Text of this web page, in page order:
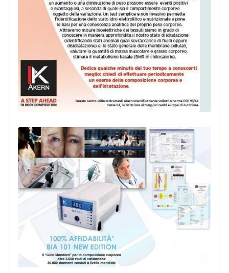
Paziente
Conosco la Dottoressa Stefanelli da anni e
mi fido solo di
lei!Professionale,preparatissima,empatica,gentile,il
suo principale obiettivo è quello di far stare
diete,infatti,non solo dimagrisco ma mi
sento proprio bene anche fisicamente e
mentalmente e poi le sue non sono mai
diete noiose e ripetitive!Unico difetto?Non
vuole che le si venga dato del "lei" !
Paziente
Io e mia mamma abbiamo fatto la prima
visita nutrizionale insieme e siamo rimaste